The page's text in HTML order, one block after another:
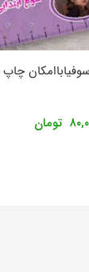
تومان